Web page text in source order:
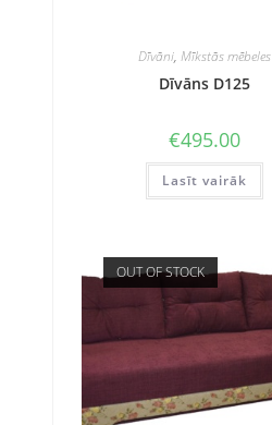
Dīvāni, Mīkstās mēbeles
Dīvāns D125
€495.00
Lasīt vairāk
OUT OF STOCK